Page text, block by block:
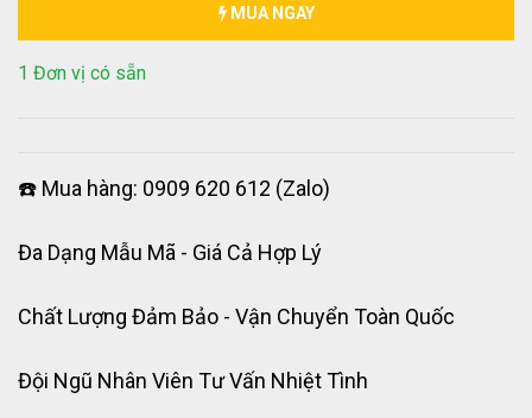
MUA NGAY
1 Đơn vị có sẵn
☎️ Mua hàng: 0909 620 612 (Zalo)
Đa Dạng Mẫu Mã - Giá Cả Hợp Lý
Chất Lượng Đảm Bảo - Vận Chuyển Toàn Quốc
Đội Ngũ Nhân Viên Tư Vấn Nhiệt Tình